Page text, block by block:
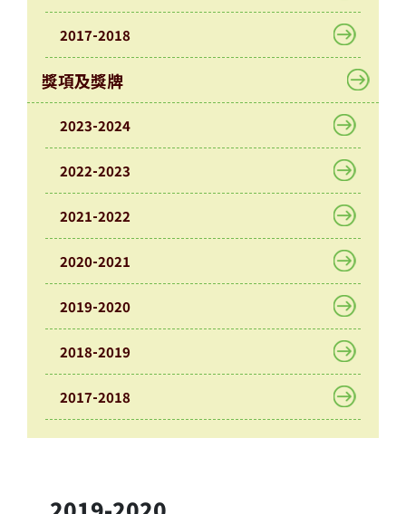
結
360
Information
non-Chinese
speaking
parents
2017-2018
獎項及獎牌
2023-2024
2022-2023
2021-2022
2020-2021
2019-2020
2018-2019
2017-2018